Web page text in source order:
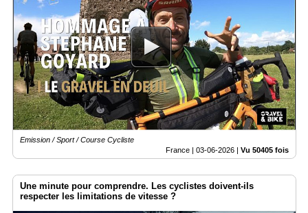
Emission / Sport / Course Cycliste
France | 03-06-2026 | Vu 50405 fois
Une minute pour comprendre. Les cyclistes doivent-ils
respecter les limitations de vitesse ?